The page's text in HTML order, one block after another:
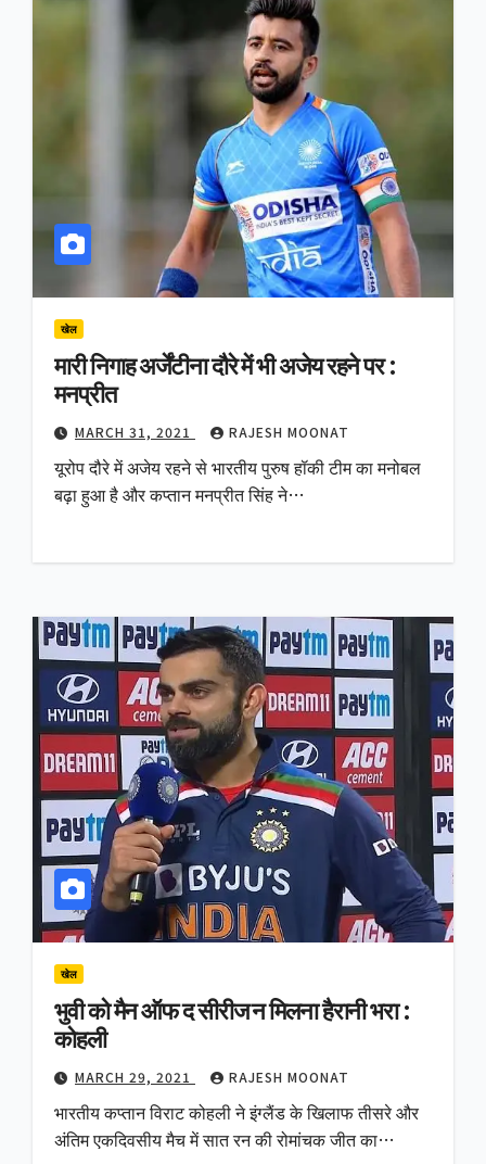
खेल
मारी निगाह अर्जेंटीना दौरे में भी अजेय रहने पर :
मनप्रीत
MARCH 31, 2021 RAJESH MOONAT
यूरोप दौरे में अजेय रहने से भारतीय पुरुष हॉकी टीम का मनोबल
बढ़ा हुआ है और कप्तान मनप्रीत सिंह ने…
खेल
भुवी को मैन ऑफ द सीरीज न मिलना हैरानी भरा :
कोहली
MARCH 29, 2021 RAJESH MOONAT
भारतीय कप्तान विराट कोहली ने इंग्लैंड के खिलाफ तीसरे और
अंतिम एकदिवसीय मैच में सात रन की रोमांचक जीत का…